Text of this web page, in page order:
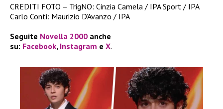
CREDITI FOTO – TrigNO: Cinzia Camela / IPA Sport / IPA
Carlo Conti: Maurizio D’Avanzo / IPA
Seguite Novella 2000 anche
su: Facebook, Instagram e X.